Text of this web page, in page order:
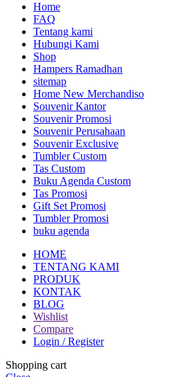
Home
FAQ
Tentang kami
Hubungi Kami
Shop
Hampers Ramadhan
sitemap
Home New Merchandiso
Souvenir Kantor
Souvenir Promosi
Souvenir Perusahaan
Souvenir Exclusive
Tumbler Custom
Tas Custom
Buku Agenda Custom
Tas Promosi
Gift Set Promosi
Tumbler Promosi
buku agenda
HOME
TENTANG KAMI
PRODUK
KONTAK
BLOG
Wishlist
Compare
Login / Register
Shopping cart